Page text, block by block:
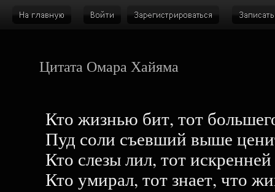
Цитата Омара Хайяма
Кто жизнью бит, тот
Пуд соли съевший выше
Кто слезы лил, тот искренней
Кто умирал, тот знает, что